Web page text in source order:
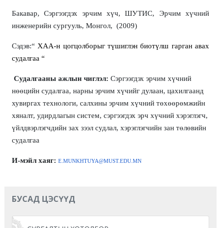
Бакавар, Сэргээгдэх эрчим хүч, ШУТИС, Эрчим хүчний
инженерийн сургууль, Монгол, (2009)
Сэдэв:“ ХАА-н цогцолборыг түшиглэн биотүлш гарган авах
судалгаа “
Судалгааны ажлын чиглэл: Сэргээгдэх эрчим хүчний
нөөцийн судалгаа, нарны эрчим хүчийг дулаан, цахилгаанд
хувиргах технологи, салхины эрчим хүчний төхөөрөмжийн
хяналт, удирдлагын систем, сэргээгдэх эрч хүчний хэрэглэгч,
үйлдвэрлэгчдийн зах зээл судлал, хэрэглэгчийн зан төлөвийн
судалгаа
И-мэйл хаяг: E.MUNKHTUYA@MUST.EDU.MN
БУСАД ЦЭСҮҮД